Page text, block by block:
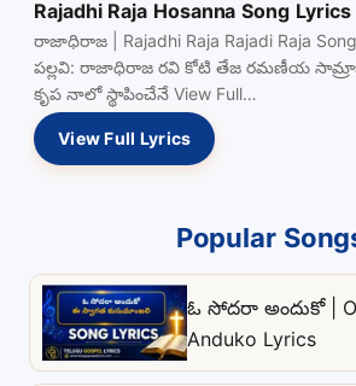
Rajadhi Raja Hosanna Song Lyrics
రాజాధిరాజ | Rajadhi Raja Rajadi Raja
పల్లవి: రాజాధిరాజ రవి కోటి తేజ రమణీయ
కృప నాలో స్థాపించేనే View Full…
View Full Lyrics
Popular
ఓ సోదరా అందుకో | O
Anduko Lyrics